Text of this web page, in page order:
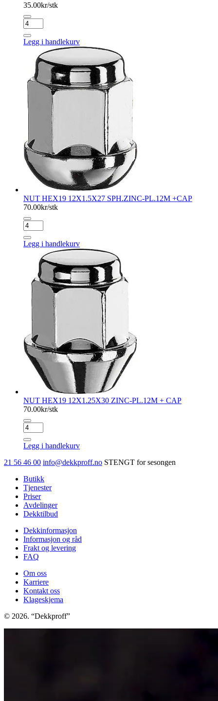
35.00kr/stk
NUT
HEX19
12X1.25X34
CLOSED
ZINC-
12M
antall
Legg i handlekurv
NUT HEX19 12X1.5X27 SPH.ZINC-PL.12M +CAP
70.00kr/stk
NUT
HEX19
12X1.5X27
SPH.ZINC-
PL.12M
+CAP
antall
Legg i handlekurv
NUT HEX19 12X1.25X30 ZINC-PL.12M + CAP
70.00kr/stk
NUT
HEX19
12X1.25X30
ZINC-
PL.12M
CAP
antall
Legg i handlekurv
21 56 46 00 info@dekkproff.no STENGT for sesongen
Butikk
Tjenester
Priser
Avdelinger
Dekktilbud
Dekkinformasjon
Informasjon og råd
Frakt og levering
FAQ
Om oss
Karriere
Kontakt oss
Klageskjema
© 2026. “Dekkproff”